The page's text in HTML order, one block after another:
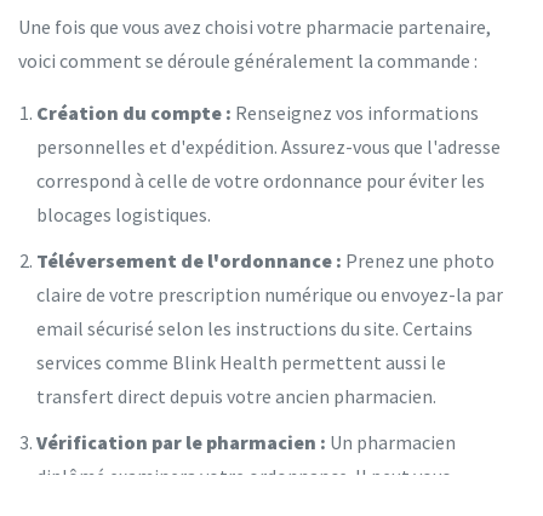
Une fois que vous avez choisi votre pharmacie partenaire,
voici comment se déroule généralement la commande :
Création du compte : Renseignez vos informations
personnelles et d'expédition. Assurez-vous que l'adresse
correspond à celle de votre ordonnance pour éviter les
blocages logistiques.
Téléversement de l'ordonnance : Prenez une photo
claire de votre prescription numérique ou envoyez-la par
email sécurisé selon les instructions du site. Certains
services comme Blink Health permettent aussi le
transfert direct depuis votre ancien pharmacien.
Vérification par le pharmacien : Un pharmacien
diplômé examinera votre ordonnance. Il peut vous